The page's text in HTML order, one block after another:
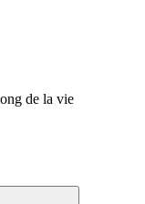
de la vie